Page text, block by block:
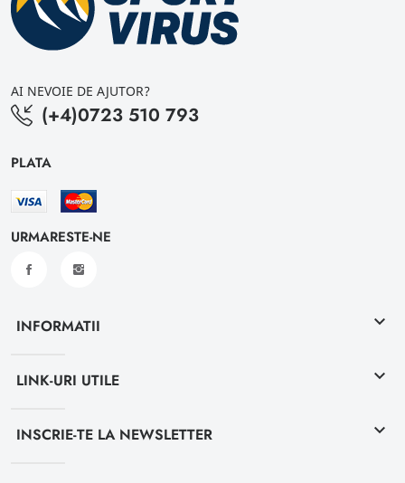
AI NEVOIE DE AJUTOR?
(+4)0723 510 793
PLATA
URMARESTE-NE
INFORMATII keyboard_arrow_down
LINK-URI UTILE keyboard_arrow_down
INSCRIE-TE LA NEWSLETTER keyboard_arrow_down